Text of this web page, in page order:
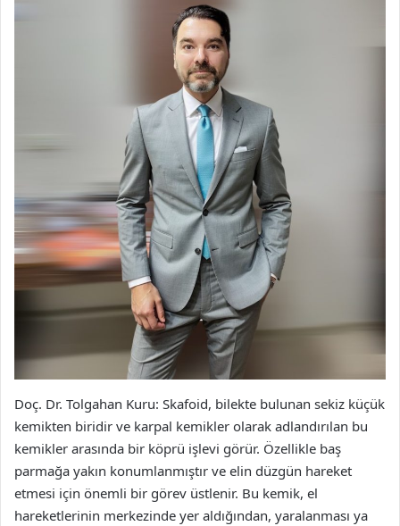
Doç. Dr. Tolgahan Kuru: Skafoid, bilekte bulunan sekiz küçük
kemikten biridir ve karpal kemikler olarak adlandırılan bu
kemikler arasında bir köprü işlevi görür. Özellikle baş
parmağa yakın konumlanmıştır ve elin düzgün hareket
etmesi için önemli bir görev üstlenir. Bu kemik, el
hareketlerinin merkezinde yer aldığından, yaralanması ya